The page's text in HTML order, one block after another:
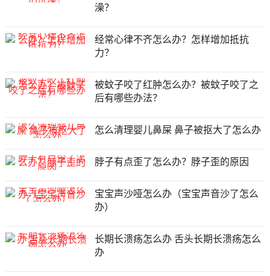
澡？
经常心律不齐怎么办？怎样增加抵抗
力？
被蚊子咬了红肿怎么办？被蚊子咬了之
后有哪些办法？
怎么清理婴儿鼻屎 鼻子被抠大了怎么办
脖子有点歪了怎么办？脖子歪的原因
宝宝声沙哑怎么办（宝宝声音沙了怎么
办）
长期长溃疡怎么办 舌头长期长溃疡怎么
办